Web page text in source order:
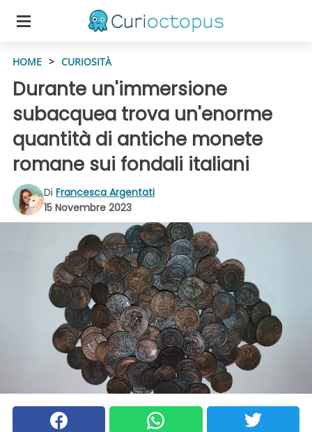
HOME > CURIOSITÀ
Durante un'immersione
subacquea trova un'enorme
quantità di antiche monete
romane sui fondali italiani
Di Francesca Argentati
15 Novembre 2023